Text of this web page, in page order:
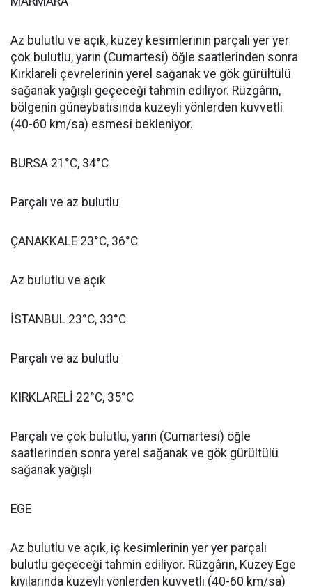
Az bulutlu ve açık, kuzey kesimlerinin parçalı yer yer
çok bulutlu, yarın (Cumartesi) öğle saatlerinden sonra
Kırklareli çevrelerinin yerel sağanak ve gök gürültülü
sağanak yağışlı geçeceği tahmin ediliyor. Rüzgârın,
bölgenin güneybatısında kuzeyli yönlerden kuvvetli
(40-60 km/sa) esmesi bekleniyor.
BURSA 21°C, 34°C
Parçalı ve az bulutlu
ÇANAKKALE 23°C, 36°C
Az bulutlu ve açık
İSTANBUL 23°C, 33°C
Parçalı ve az bulutlu
KIRKLARELİ 22°C, 35°C
Parçalı ve çok bulutlu, yarın (Cumartesi) öğle
saatlerinden sonra yerel sağanak ve gök gürültülü
sağanak yağışlı
EGE
Az bulutlu ve açık, iç kesimlerinin yer yer parçalı
bulutlu geçeceği tahmin ediliyor. Rüzgârın, Kuzey Ege
kıyılarında kuzeyli yönlerden kuvvetli (40-60 km/sa)